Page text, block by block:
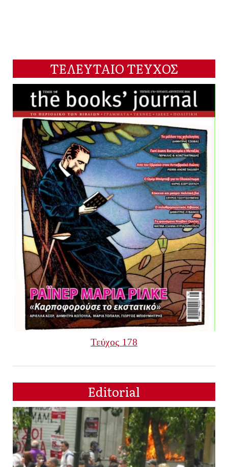
ΤΕΛΕΥΤΑΙΟ ΤΕΥΧΟΣ
Τεύχος 178
Editorial